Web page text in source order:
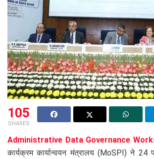
105
SHARES
Administrative Data Governance
कार्यक्रम कार्यान्वयन मंत्रालय (MoSPI) ने